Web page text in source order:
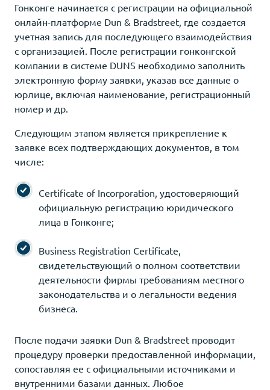
Гонконге начинается с регистрации на официальной
онлайн-платформе Dun & Bradstreet, где создается
учетная запись для последующего взаимодействия
с организацией. После регистрации гонконгской
компании в системе DUNS необходимо заполнить
электронную форму заявки, указав все данные о
юрлице, включая наименование, регистрационный
номер и др.
Следующим этапом является прикрепление к
заявке всех подтверждающих документов, в том
числе:
Certificate of Incorporation, удостоверяющий
официальную регистрацию юридического
лица в Гонконге;
Business Registration Certificate,
свидетельствующий о полном соответствии
деятельности фирмы требованиям местного
законодательства и о легальности ведения
бизнеса.
После подачи заявки Dun & Bradstreet проводит
процедуру проверки предоставленной информации,
сопоставляя ее с официальными источниками и
внутренними базами данных. Любое